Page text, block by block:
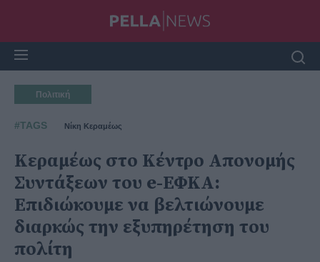
Πολιτική
#TAGS Νίκη Κεραμέως
Κεραμέως στο Κέντρο Απονομής
Συντάξεων του e-ΕΦΚΑ:
Επιδιώκουμε να βελτιώνουμε
διαρκώς την εξυπηρέτηση του
πολίτη